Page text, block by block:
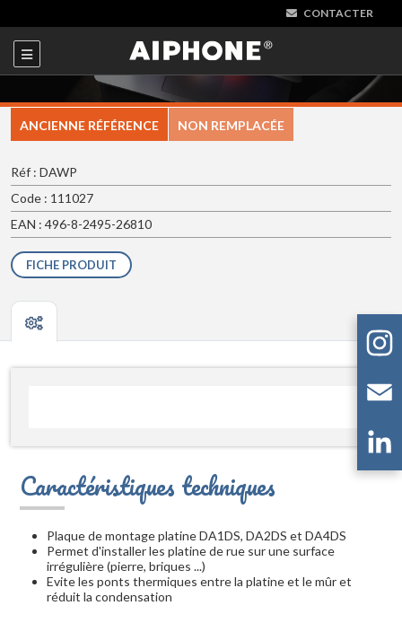
CONTACTER
ANCIENNE RÉFÉRENCE NON REMPLACÉE
Réf : DAWP
Code : 111027
EAN : 496-8-2495-26810
FICHE PRODUIT
Caractéristiques techniques
Plaque de montage platine DA1DS, DA2DS et DA4DS
Permet d'installer les platine de rue sur une surface
irrégulière (pierre, briques ...)
Evite les ponts thermiques entre la platine et le mûr et
réduit la condensation